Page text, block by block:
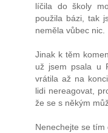
líčila do školy
použila bázi, tak
neměla vůbec nic.
Jinak k těm
už jsem psala u
vrátila až na
lidi nereagovat,
že se s někým
Nenechejte se